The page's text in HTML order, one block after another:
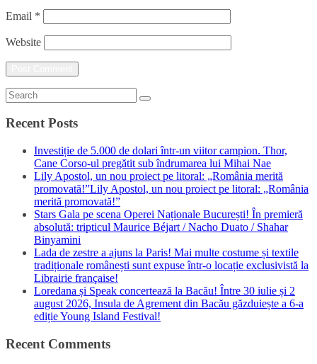
Email *
Website
Recent Posts
Investiție de 5.000 de dolari într-un viitor campion. Thor,
Cane Corso-ul pregătit sub îndrumarea lui Mihai Nae
Lily Apostol, un nou proiect pe litoral: „România merită
promovată!”Lily Apostol, un nou proiect pe litoral: „România
merită promovată!”
Stars Gala pe scena Operei Naționale București! În premieră
absolută: tripticul Maurice Béjart / Nacho Duato / Shahar
Binyamini
Lada de zestre a ajuns la Paris! Mai multe costume și textile
tradiționale românești sunt expuse într-o locație exclusivistă la
Librairie française!
Loredana și Speak concertează la Bacău! Între 30 iulie și 2
august 2026, Insula de Agrement din Bacău găzduiește a 6-a
ediție Young Island Festival!
Recent Comments